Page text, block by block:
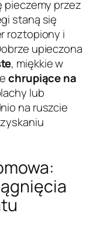
pieczemy przez
staną się
roztopiony i
upieczona
, miękkie w
chrupiące na
lub
na ruszcie